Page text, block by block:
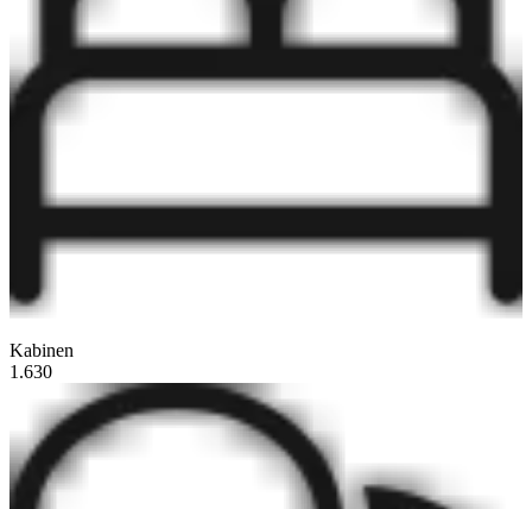
Kabinen
1.630